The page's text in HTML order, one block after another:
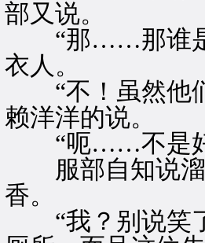
部又说。
“那……那谁是
衣人。
“不！虽然他们
赖洋洋的说。
“呃……不是好
服部自知说溜
香。
“我？别说笑了